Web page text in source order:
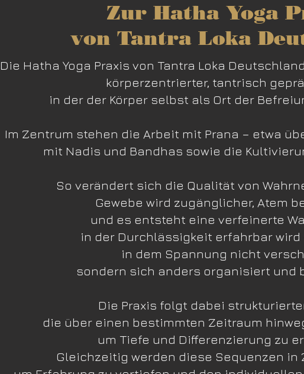
Zur Hatha Yoga
von Tantra Loka
Die Hatha Yoga Praxis von Tantra Loka
körperzentrierter, tantrisch
in der der Körper selbst als Ort der
Im Zentrum stehen die Arbeit mit Prana – etwa
mit Nadis und Bandhas sowie die
So verändert sich die Qualität von
Gewebe wird zugänglicher, Atem
und es entsteht eine verfeinerte
in der Durchlässigkeit erfahrbar wird
in dem Spannung nicht
sondern sich anders organisiert und
Die Praxis folgt dabei
die über einen bestimmten Zeitraum
um Tiefe und Differenzierung zu
Gleichzeitig werden diese Sequenzen in